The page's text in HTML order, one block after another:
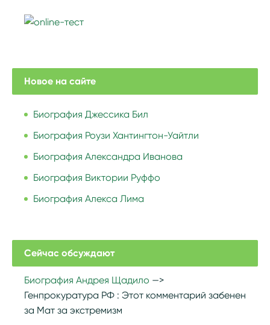
Новое на сайте
Биография Джессика Бил
Биография Роузи Хантингтон-Уайтли
Биография Александра Иванова
Биография Виктории Руффо
Биография Алекса Лима
Сейчас обсуждают
Биография Андрея Щадило
Генпрокуратура РФ : Этот комментарий забенен
за Мат за экстремизм